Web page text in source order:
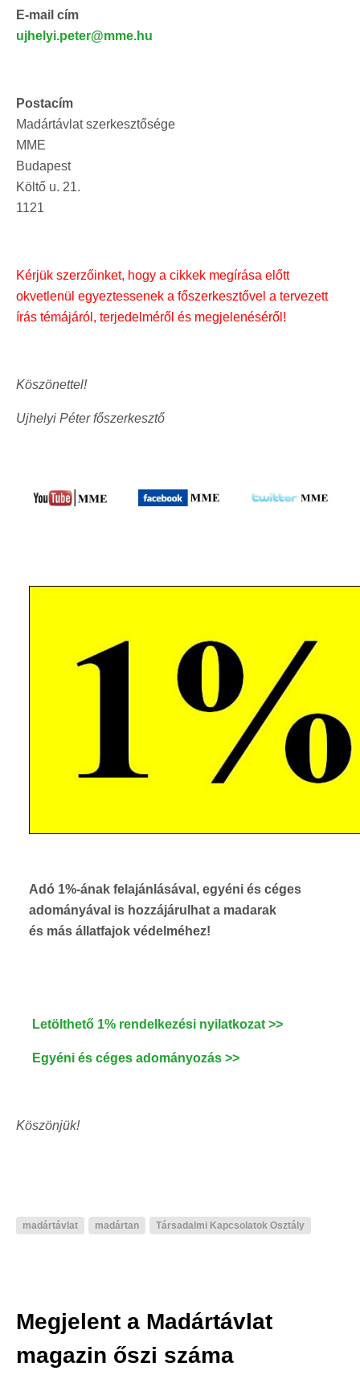
E-mail cím
ujhelyi.peter@mme.hu
Postacím
Madártávlat szerkesztősége
MME
Budapest
Költő u. 21.
1121
Kérjük szerzőinket, hogy a cikkek megírása előtt
okvetlenül egyeztessenek a főszerkesztővel a tervezett
írás témájáról, terjedelméről és megjelenéséről!
Köszönettel!
Ujhelyi Péter főszerkesztő
Adó 1%-ának felajánlásával , egyéni és céges
adományával is hozzájárulhat a madarak
és más állatfajok védelméhez!
Letölthető 1% rendelkezési nyilatkozat >>
Egyéni és céges adományozás >>
Köszönjük!
madártávlat madártan Társadalmi Kapcsolatok Osztály
Megjelent a Madártávlat
magazin őszi száma